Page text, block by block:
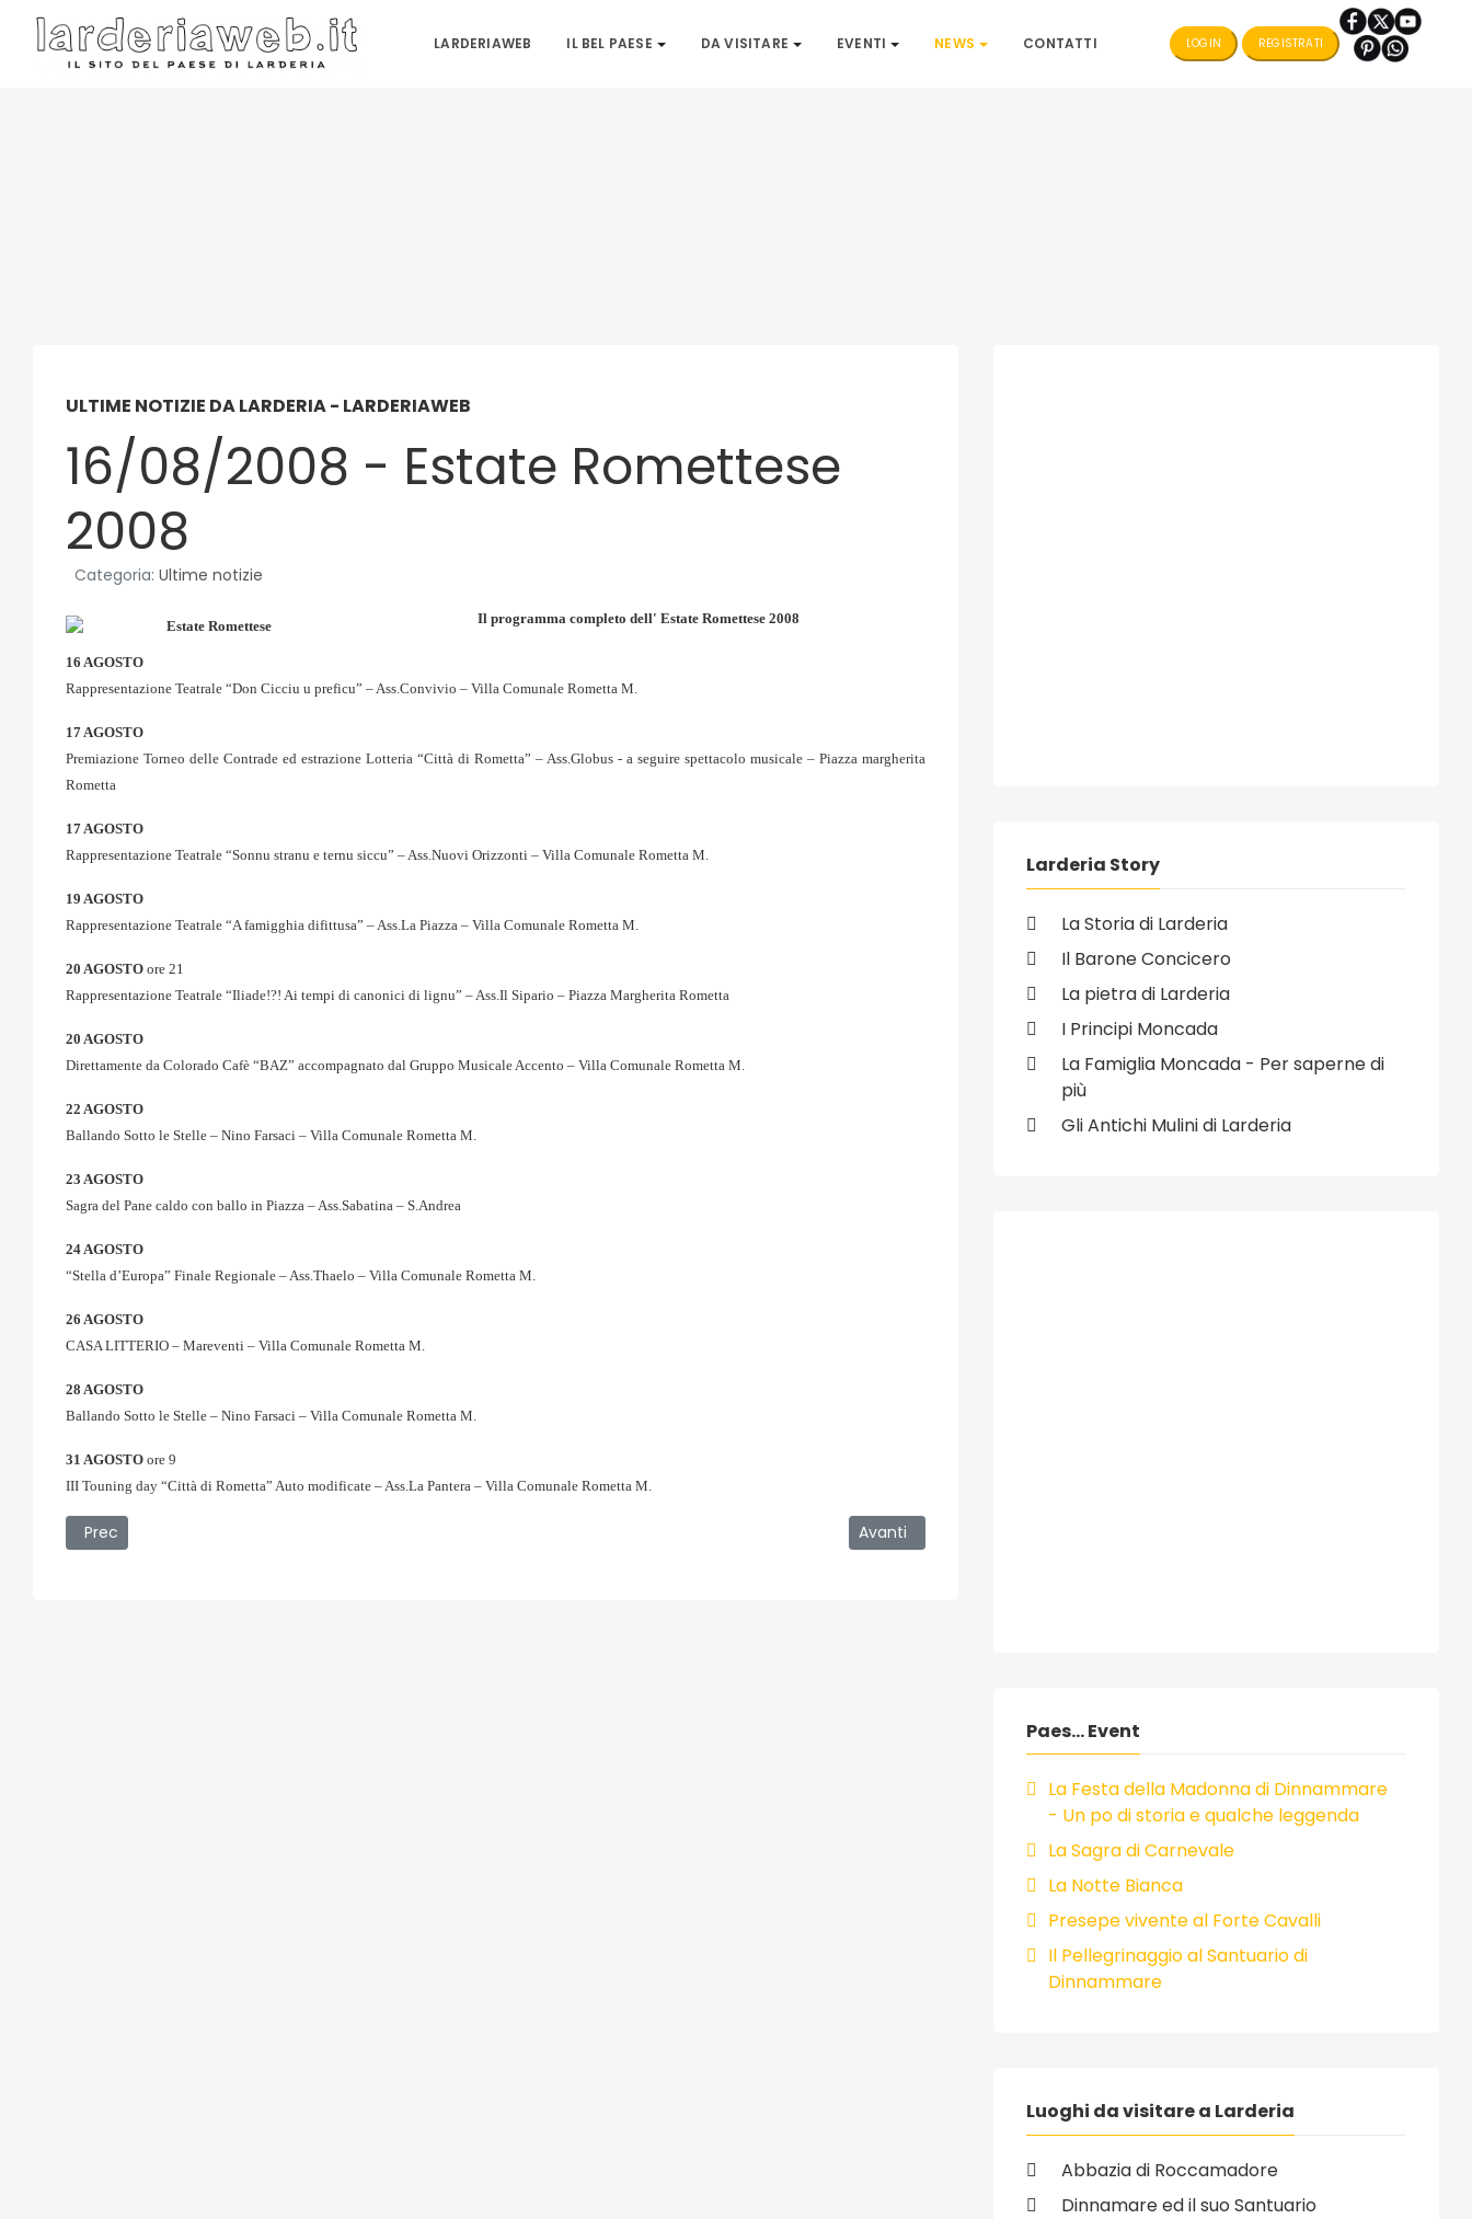
LARDERIAWEB IL BEL PAESE DA VISITARE EVENTI NEWS CONTATTI LOGIN REGISTRATI
ULTIME NOTIZIE DA LARDERIA - LARDERIAWEB
16/08/2008 - Estate Romettese
2008
Categoria: Ultime notizie
Il programma completo dell' Estate Romettese 2008
16 AGOSTO
Rappresentazione Teatrale “Don Cicciu u preficu” – Ass.Convivio – Villa Comunale Rometta M.
17 AGOSTO
Premiazione Torneo delle Contrade ed estrazione Lotteria “Città di Rometta” – Ass.Globus - a seguire spettacolo musicale – Piazza margherita
Rometta
17 AGOSTO
Rappresentazione Teatrale “Sonnu stranu e ternu siccu” – Ass.Nuovi Orizzonti – Villa Comunale Rometta M.
19 AGOSTO
Rappresentazione Teatrale “A famigghia difittusa” – Ass.La Piazza – Villa Comunale Rometta M.
20 AGOSTO ore 21
Rappresentazione Teatrale “Iliade!?! Ai tempi di canonici di lignu” – Ass.Il Sipario – Piazza Margherita Rometta
20 AGOSTO
Direttamente da Colorado Cafè “BAZ” accompagnato dal Gruppo Musicale Accento – Villa Comunale Rometta M.
22 AGOSTO
Ballando Sotto le Stelle – Nino Farsaci – Villa Comunale Rometta M.
23 AGOSTO
Sagra del Pane caldo con ballo in Piazza – Ass.Sabatina – S.Andrea
24 AGOSTO
“Stella d’Europa” Finale Regionale – Ass.Thaelo – Villa Comunale Rometta M.
26 AGOSTO
CASA LITTERIO – Mareventi – Villa Comunale Rometta M.
28 AGOSTO
Ballando Sotto le Stelle – Nino Farsaci – Villa Comunale Rometta M.
31 AGOSTO ore 9
III Touning day “Città di Rometta” Auto modificate – Ass.La Pantera – Villa Comunale Rometta M.
Articolo precedente: 16/08/2008 - Estate Saponarese 2008
Prec Articolo successivo: 16/08/2008 - Estate Milazzese 2008
Avanti
Larderia Story
La Storia di Larderia
Il Barone Concicero
La pietra di Larderia
I Principi Moncada
La Famiglia Moncada - Per saperne di
più
Gli Antichi Mulini di Larderia
Paes... Event
La Festa della Madonna di Dinnammare
- Un po di storia e qualche leggenda
La Sagra di Carnevale
La Notte Bianca
Presepe vivente al Forte Cavalli
Il Pellegrinaggio al Santuario di
Dinnammare
Luoghi da visitare a Larderia
Abbazia di Roccamadore
Dinnamare ed il suo Santuario